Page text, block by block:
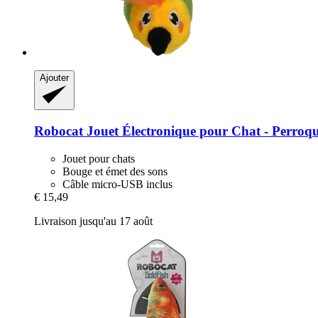
Ajouter
Robocat Jouet Électronique pour Chat -​
Jouet pour chats
Bouge et émet des sons
Câble micro-USB inclus
€ 15,49
Livraison jusqu'au 17 août